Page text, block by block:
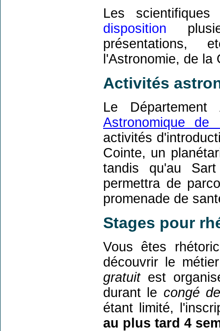
Les
disposition
présentations,
l'Astronomie, de
Activités
Le
Astronomique de
activités
Cointe, un
tandis qu'au
permettra de
promenade de
Stages pour
Vous êtes
découvrir le
gratuitest
durant le congé
étant limité,
au plus tard 4